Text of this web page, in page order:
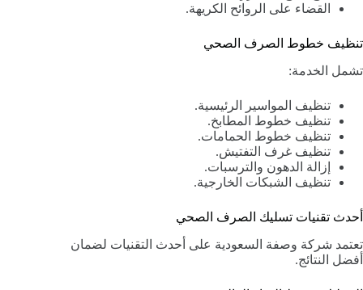
القضاء على الروائح الكريهة.
تنظيف خطوط الصرف الصحي
تشمل الخدمة:
تنظيف المواسير الرئيسية.
تنظيف خطوط المطابخ.
تنظيف خطوط الحمامات.
تنظيف غرف التفتيش.
إزالة الدهون والترسبات.
تنظيف الشبكات الخارجية.
أحدث تقنيات تسليك الصرف الصحي
تعتمد شركة وصفة السعودية على أحدث التقنيات لضمان
أفضل النتائج.